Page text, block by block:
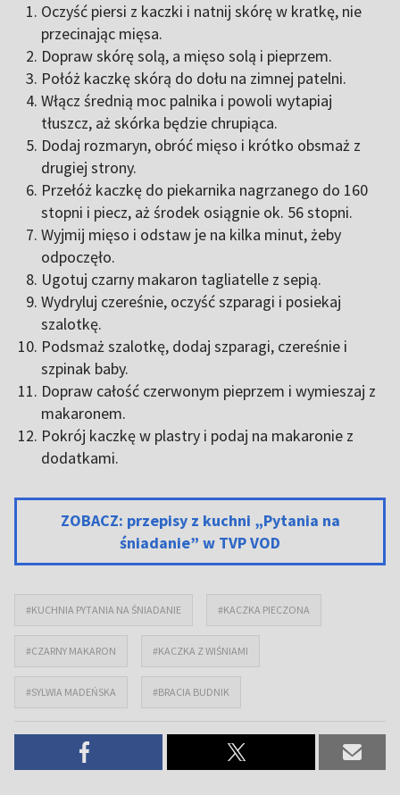
Oczyść piersi z kaczki i natnij skórę w kratkę, nie
przecinając mięsa.
Dopraw skórę solą, a mięso solą i pieprzem.
Połóż kaczkę skórą do dołu na zimnej patelni.
Włącz średnią moc palnika i powoli wytapiaj
tłuszcz, aż skórka będzie chrupiąca.
Dodaj rozmaryn, obróć mięso i krótko obsmaż z
drugiej strony.
Przełóż kaczkę do piekarnika nagrzanego do 160
stopni i piecz, aż środek osiągnie ok. 56 stopni.
Wyjmij mięso i odstaw je na kilka minut, żeby
odpoczęło.
Ugotuj czarny makaron tagliatelle z sepią.
Wydryluj czereśnie, oczyść szparagi i posiekaj
szalotkę.
Podsmaż szalotkę, dodaj szparagi, czereśnie i
szpinak baby.
Dopraw całość czerwonym pieprzem i wymieszaj z
makaronem.
Pokrój kaczkę w plastry i podaj na makaronie z
dodatkami.
ZOBACZ: przepisy z kuchni „Pytania na
śniadanie” w TVP VOD
#KUCHNIA PYTANIA NA ŚNIADANIE #KACZKA PIECZONA
#CZARNY MAKARON #KACZKA Z WIŚNIAMI
#SYLWIA MADEŃSKA #BRACIA BUDNIK